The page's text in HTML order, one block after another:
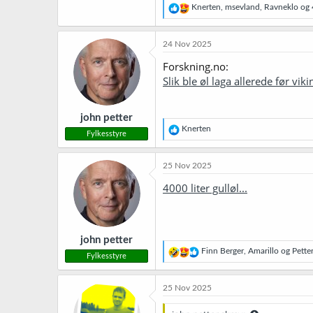
R
e
a
k
o
n
:
Knerten msevland Ravneklo og
john petter
Fylkesstyre
24 Nov 2025
Forskning.no:
Slik ble øl laga allerede før
R
e
a
j
o
:
Knerten
john petter
Fylkesstyre
25 Nov 2025
4000 liter gulløl...
R
e
a
k
j
Finn Berger, Amarillo og
25 Nov 2025